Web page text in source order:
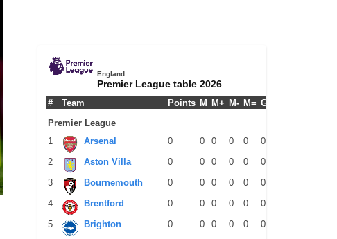
England
Premier League table 2026
# Team Points M M+ M- M= G+
Premier League
1
Arsenal 0 0 0 0 0 0
2
Aston Villa 0 0 0 0 0 0
3
Bournemouth 0 0 0 0 0 0
4
Brentford 0 0 0 0 0 0
5
Brighton 0 0 0 0 0 0